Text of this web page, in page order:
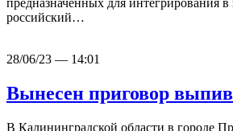
предназначенных для интегрирования
российский…
28/06/23 — 14:01
Вынесен приговор
В Калининградской области в городе